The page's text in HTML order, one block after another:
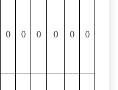
0 0 0 0 0 0